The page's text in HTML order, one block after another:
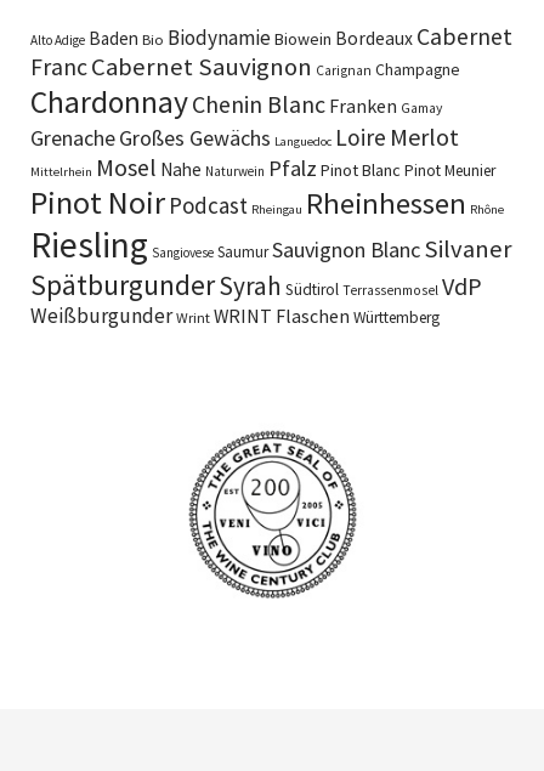
Alto Adige Baden Bio BiodynamieBiowein Bordeaux Cabernet
FrancCabernet Sauvignon Carignan Champagne
ChardonnayChenin Blanc Franken Gamay
GrenacheGroßes Gewächs Languedoc Loire Merlot
Mittelrhein Mosel Nahe Naturwein Pfalz Pinot Blanc Pinot Meunier
Pinot Noir Podcast Rheingau Rheinhessen Rhône
Riesling Sangiovese SaumurSauvignon BlancSilvaner
SpätburgunderSyrah Südtirol Terrassenmosel VdP
Weißburgunder Wrint WRINT Flaschen Württemberg